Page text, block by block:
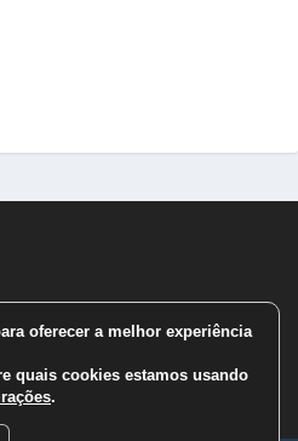
|comercial@metsul.com
oferecer a melhor experiência
quais cookies estamos usando
.